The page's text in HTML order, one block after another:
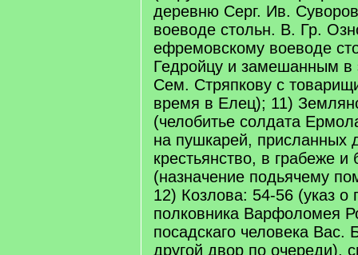
деревню Серг. Ив.
воеводе стольн. В. Гр.
ефремовскому воеводе
Гедройцу и замешанным в
Сем. Стряпкову с
время в Елец); 11)
(челобитье солдата
на пушкарей, присланных
крестьянство, в грабеже и
(назначение подьячему
12) Козлова: 54-56 (указ о
полковника Варфоломея
посадскаго человека Вас.
другой двор по очереди),